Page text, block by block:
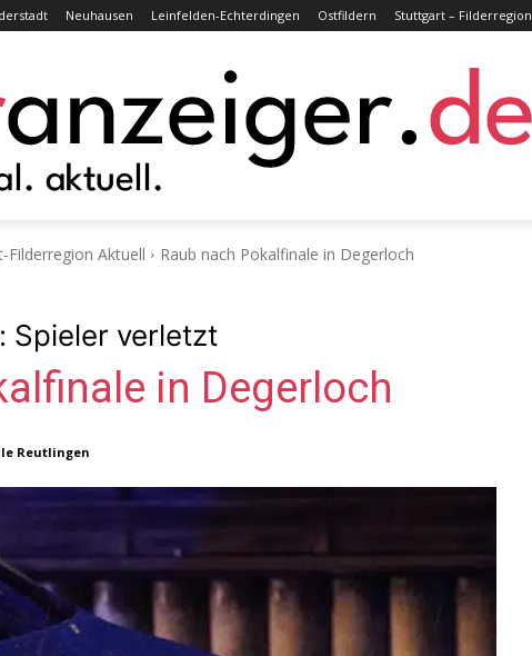
Neuhausen Leinfelden-Echterdingen Ostfildern Stuttgart – Filderregion
Filderregion Aktuell Raub nach Pokalfinale in Degerloch
Spieler verletzt
in Degerloch
Reutlingen